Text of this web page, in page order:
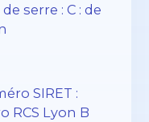
serre : C : de
SIRET :
RCS Lyon B